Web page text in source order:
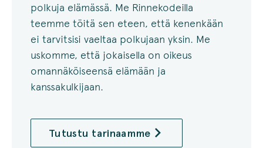
polkuja elämässä. Me Rinnekodeilla
teemme töitä sen eteen, että kenenkään
ei tarvitsisi vaeltaa polkujaan yksin. Me
uskomme, että jokaisella on oikeus
omannäköiseensä elämään ja
kanssakulkijaan.
Tutustu tarinaamme